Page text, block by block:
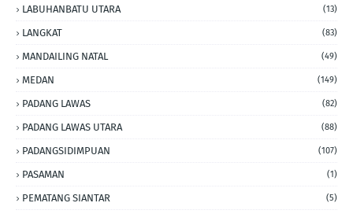
LABUHANBATU UTARA (13)
LANGKAT (83)
MANDAILING NATAL (49)
MEDAN (149)
PADANG LAWAS (82)
PADANG LAWAS UTARA (88)
PADANGSIDIMPUAN (107)
PASAMAN (1)
PEMATANG SIANTAR (5)